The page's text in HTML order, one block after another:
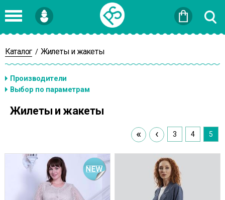
Войти
Каталог / Жилеты и жакеты
Жилеты и жакеты
«
‹ 3 4 5